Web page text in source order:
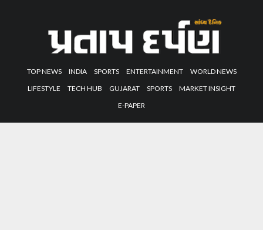
TOP NEWS INDIA SPORTS ENTERTAINMENT
WORLD NEWS
LIFESTYLE
TECH HUB GUJARAT SPORTS
MARKET INSIGHT
E-PAPER